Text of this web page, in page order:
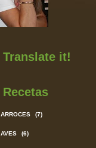
Translate it!
Recetas
ARROCES (7)
AVES (6)